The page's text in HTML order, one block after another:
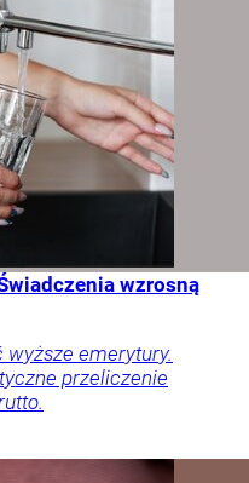
wzrosną
wyższe emerytury.
przeliczenie